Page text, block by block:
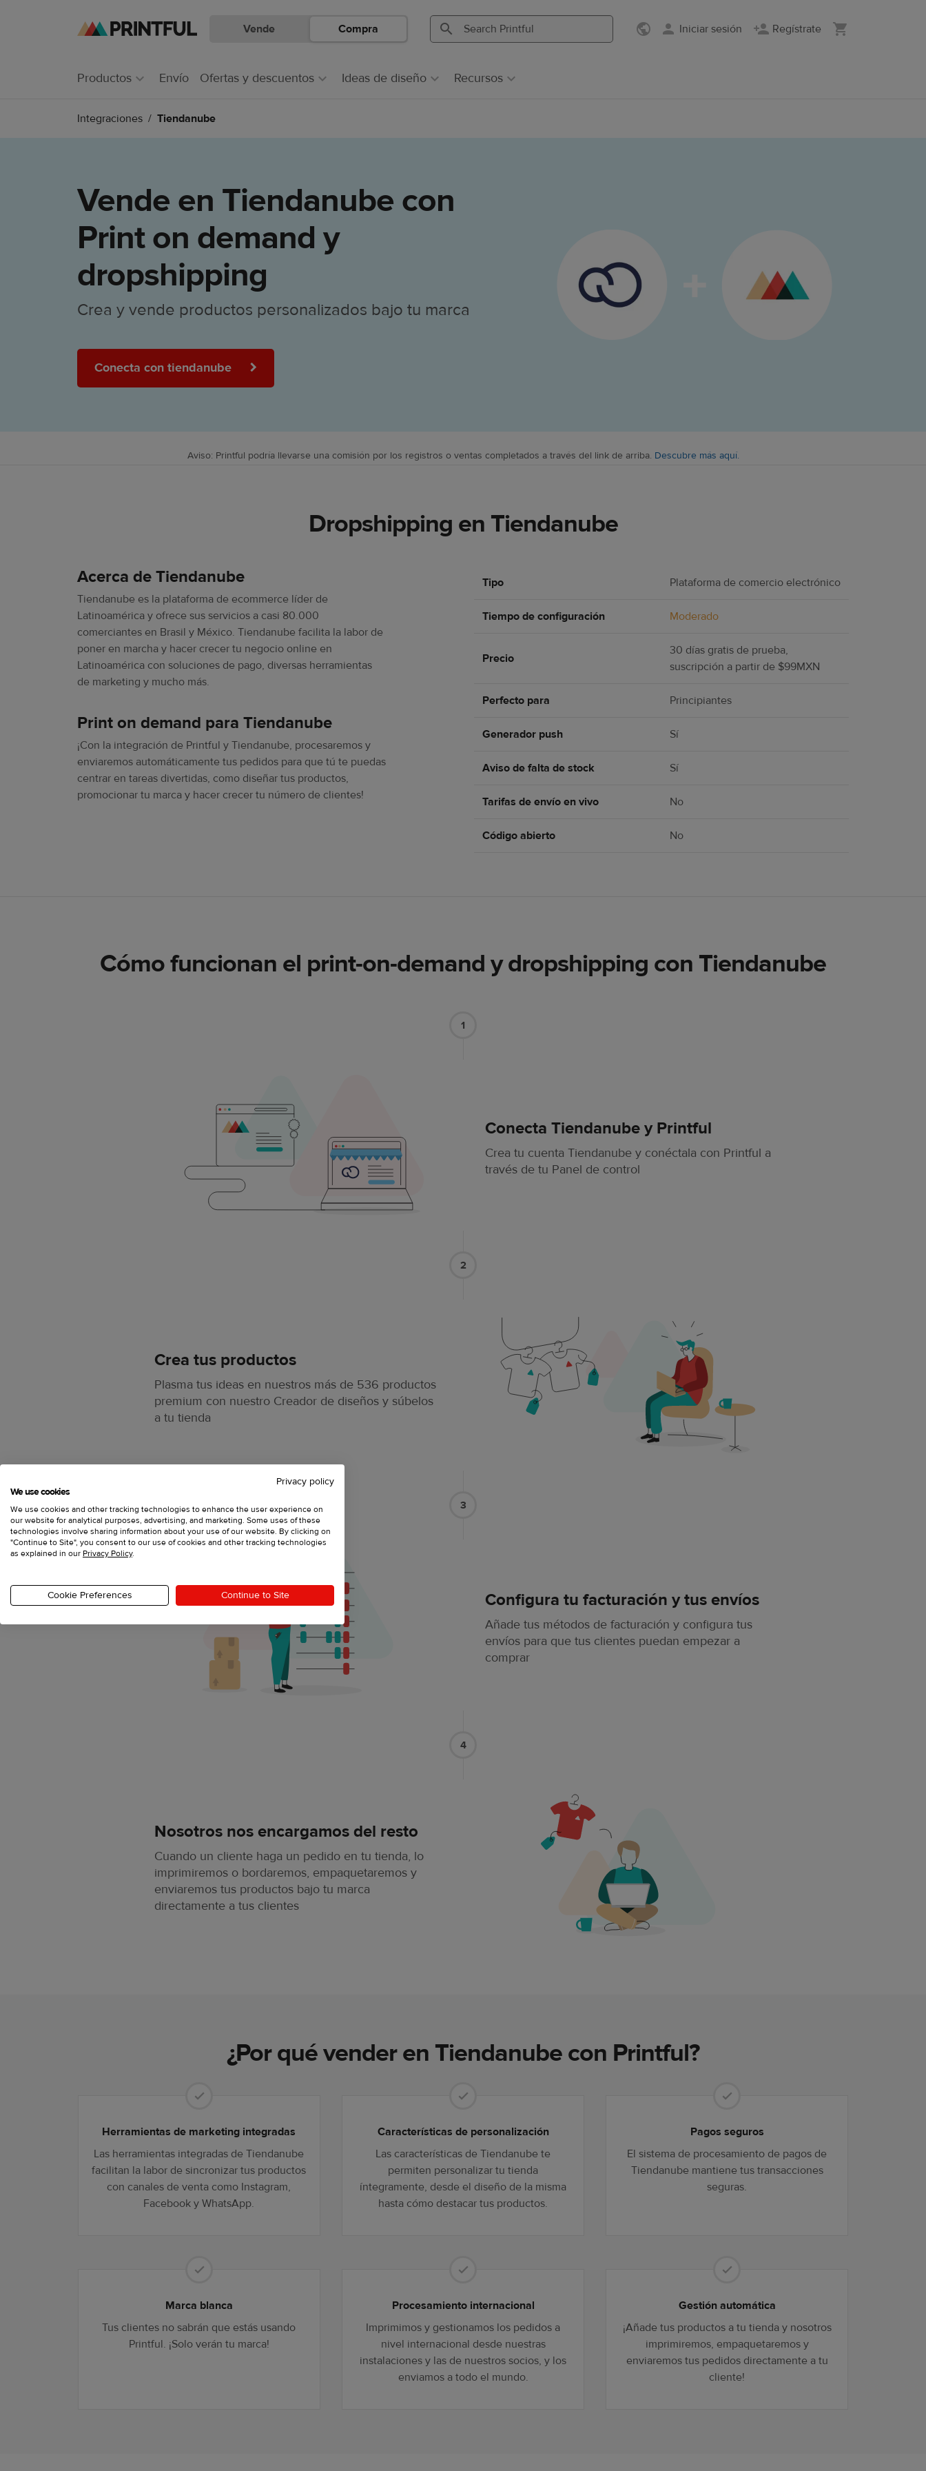
Saltar
principal
Ir
de
de
Vende Compra Iniciar sesión Regístrate
Productos Envío Ofertas y descuentos Ideas de diseño Recursos
Integraciones Tiendanube
Vende en Tiendanube con
Print on demand y
dropshipping
Crea y vende productos personalizados bajo tu marca
Conecta con tiendanube
Aviso: Printful podría llevarse una comisión por los registros o ventas completados a través del link de arriba. Descubre más aquí.
Dropshipping en Tiendanube
Acerca de Tiendanube
Tiendanube es la plataforma de ecommerce líder de
Latinoamérica y ofrece sus servicios a casi 80.000
comerciantes en Brasil y México. Tiendanube facilita la labor de
poner en marcha y hacer crecer tu negocio online en
Latinoamérica con soluciones de pago, diversas herramientas
de marketing y mucho más.
Print on demand para Tiendanube
¡Con la integración de Printful y Tiendanube, procesaremos y
enviaremos automáticamente tus pedidos para que tú te puedas
centrar en tareas divertidas, como diseñar tus productos,
promocionar tu marca y hacer crecer tu número de clientes!
Tipo Plataforma de comercio electrónico
Tiempo de configuración Moderado
Precio
30 días gratis de prueba,
suscripción a partir de $99MXN
Perfecto para Principiantes
Generador push Sí
Aviso de falta de stock Sí
Tarifas de envío en vivo No
Código abierto No
Cómo funcionan el print-on-demand y dropshipping con Tiendanube
1
Conecta Tiendanube y Printful
Crea tu cuenta Tiendanube y conéctala con Printful a
través de tu Panel de control
2
Crea tus productos
Plasma tus ideas en nuestros más de 536 productos
premium con nuestro Creador de diseños y súbelos
a tu tienda
3
Configura tu facturación y tus envíos
Añade tus métodos de facturación y configura tus
envíos para que tus clientes puedan empezar a
comprar
4
Nosotros nos encargamos del resto
Cuando un cliente haga un pedido en tu tienda, lo
imprimiremos o bordaremos, empaquetaremos y
enviaremos tus productos bajo tu marca
directamente a tus clientes
¿Por qué vender en Tiendanube con Printful?
Herramientas de marketing integradas
Las herramientas integradas de Tiendanube
facilitan la labor de sincronizar tus productos
con canales de venta como Instagram,
Facebook y WhatsApp.
Características de personalización
Las características de Tiendanube te
permiten personalizar tu tienda
íntegramente, desde el diseño de la misma
hasta cómo destacar tus productos.
Pagos seguros
El sistema de procesamiento de pagos de
Tiendanube mantiene tus transacciones
seguras.
Marca blanca
Tus clientes no sabrán que estás usando
Printful. ¡Solo verán tu marca!
Procesamiento internacional
Imprimimos y gestionamos los pedidos a
nivel internacional desde nuestras
instalaciones y las de nuestros socios, y los
enviamos a todo el mundo.
Gestión automática
¡Añade tus productos a tu tienda y nosotros
imprimiremos, empaquetaremos y
enviaremos tus pedidos directamente a tu
cliente!
Privacy policy
We use cookies
We use cookies and other tracking technologies to enhance the user experience on
our website for analytical purposes, advertising, and marketing. Some uses of these
technologies involve sharing information about your use of our website. By clicking on
"Continue to Site", you consent to our use of cookies and other tracking technologies
as explained in our Privacy Policy.
Cookie Preferences Continue to Site